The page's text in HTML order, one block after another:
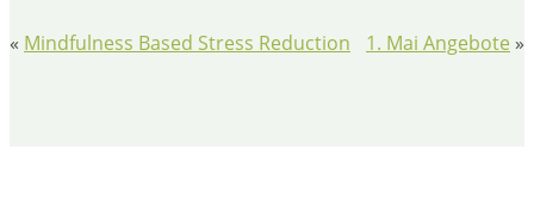
« Mindfulness Based Stress Reduction 1. Mai Angebote »